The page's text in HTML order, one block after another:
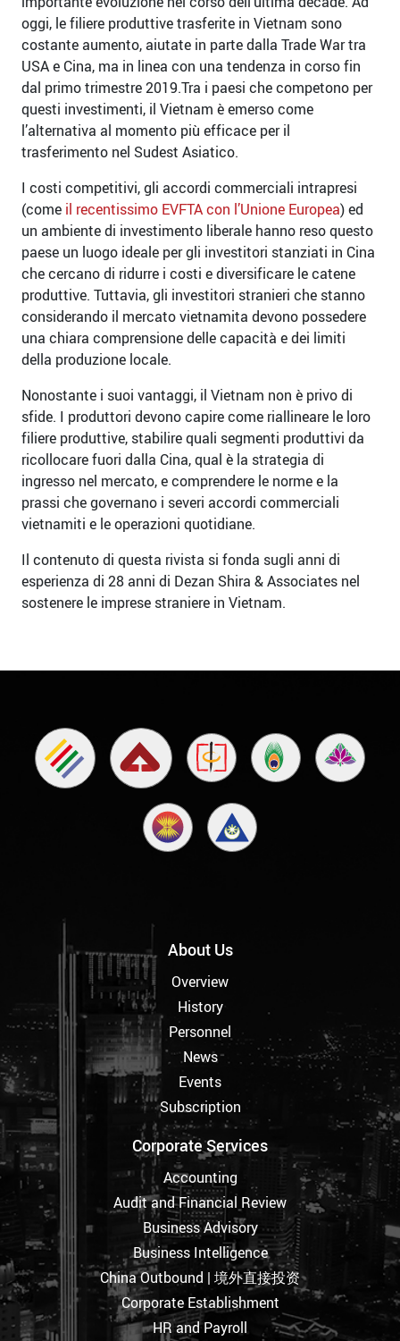
oggi, le filiere produttive trasferite in Vietnam sono
costante aumento, aiutate in parte dalla Trade War tra
USA e Cina, ma in linea con una tendenza in corso fin
dal primo trimestre 2019.Tra i paesi che competono per
questi investimenti, il Vietnam è emerso come
l’alternativa al momento più efficace per il
trasferimento nel Sudest Asiatico.
I costi competitivi, gli accordi commerciali intrapresi
(come il recentissimo EVFTA con l’Unione Europea) ed
un ambiente di investimento liberale hanno reso questo
paese un luogo ideale per gli investitori stanziati in Cina
che cercano di ridurre i costi e diversificare le catene
produttive. Tuttavia, gli investitori stranieri che stanno
considerando il mercato vietnamita devono possedere
una chiara comprensione delle capacità e dei limiti
della produzione locale.
Nonostante i suoi vantaggi, il Vietnam non è privo di
sfide. I produttori devono capire come riallineare le loro
filiere produttive, stabilire quali segmenti produttivi da
ricollocare fuori dalla Cina, qual è la strategia di
ingresso nel mercato, e comprendere le norme e la
prassi che governano i severi accordi commerciali
vietnamiti e le operazioni quotidiane.
Il contenuto di questa rivista si fonda sugli anni di
esperienza di 28 anni di Dezan Shira & Associates nel
sostenere le imprese straniere in Vietnam.
About Us
Overview
History
Personnel
News
Events
Subscription
Corporate Services
Accounting
Audit and Financial Review
Business Advisory
Business Intelligence
China Outbound | 境外直接投资
Corporate Establishment
HR and Payroll